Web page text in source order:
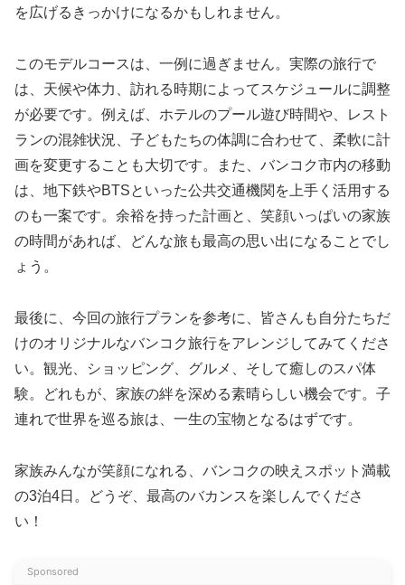
を広げるきっかけになるかもしれません。
このモデルコースは、一例に過ぎません。実際の旅行で
は、天候や体力、訪れる時期によってスケジュールに調整
が必要です。例えば、ホテルのプール遊び時間や、レスト
ランの混雑状況、子どもたちの体調に合わせて、柔軟に計
画を変更することも大切です。また、バンコク市内の移動
は、地下鉄やBTSといった公共交通機関を上手く活用する
のも一案です。余裕を持った計画と、笑顔いっぱいの家族
の時間があれば、どんな旅も最高の思い出になることでし
ょう。
最後に、今回の旅行プランを参考に、皆さんも自分たちだ
けのオリジナルなバンコク旅行をアレンジしてみてくださ
い。観光、ショッピング、グルメ、そして癒しのスパ体
験。どれもが、家族の絆を深める素晴らしい機会です。子
連れで世界を巡る旅は、一生の宝物となるはずです。
家族みんなが笑顔になれる、バンコクの映えスポット満載
の3泊4日。どうぞ、最高のバカンスを楽しんでくださ
い！
Sponsored